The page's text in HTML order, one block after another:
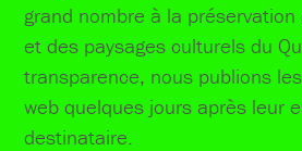
grand nombre à la
et des paysages culturels du
transparence, nous publions
web quelques jours après leur
destinataire.